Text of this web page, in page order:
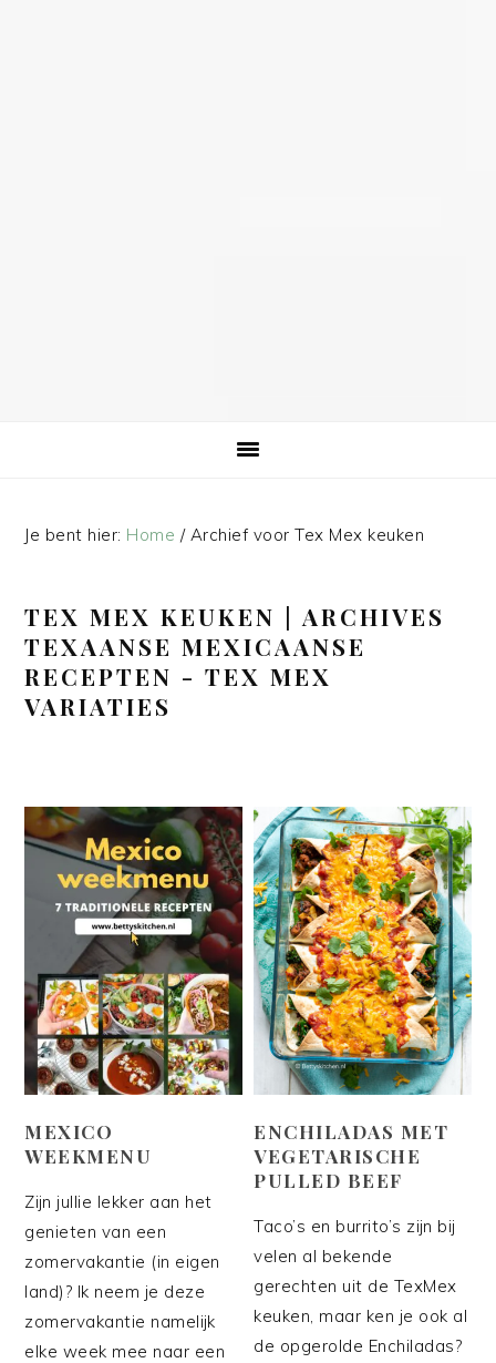
Je bent hier: Home /Archief voor Tex Mex keuken
TEX MEX KEUKEN | ARCHIVES
TEXAANSE MEXICAANSE
RECEPTEN - TEX MEX
VARIATIES
MEXICO
WEEKMENU
Zijn jullie lekker aan het
genieten van een
zomervakantie (in eigen
land)? Ik neem je deze
zomervakantie namelijk
elke week mee naar een
ENCHILADAS MET
VEGETARISCHE
PULLED BEEF
Taco’s en burrito’s zijn bij
velen al bekende
gerechten uit de TexMex
keuken, maar ken je ook al
de opgerolde Enchiladas?